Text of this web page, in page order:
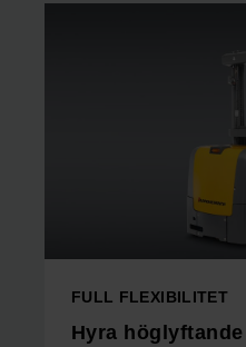
FULL FLEXIBILITET
Hyra